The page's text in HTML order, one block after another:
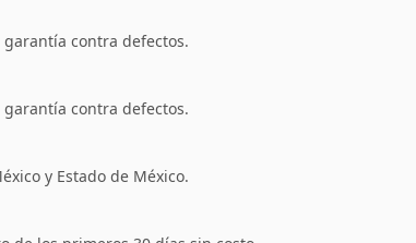
contra defectos.
contra defectos.
y Estado de México.